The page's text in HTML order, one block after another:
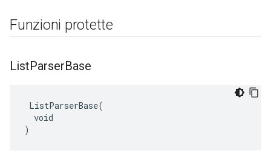
Funzioni protette
ListParserBase
ListParserBase(
  void
)